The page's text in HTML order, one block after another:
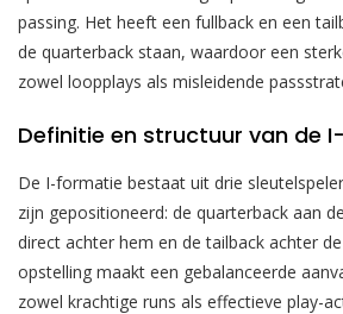
passing. Het heeft een fullback en een
de quarterback staan, waardoor een
zowel loopplays als misleidende
Definitie en structuur van de
De I-formatie bestaat uit drie
zijn gepositioneerd: de quarterback aan
direct achter hem en de tailback achter
opstelling maakt een gebalanceerde
zowel krachtige runs als effectieve play-